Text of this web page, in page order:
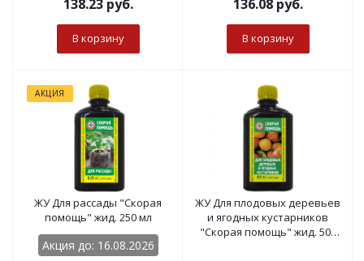
138.23руб.
В корзину
136.08руб.
В корзину
АКЦИЯ
ЖУ Для рассады "Скорая
помощь" жид. 250 мл
Акция до: 16.08.2026
ЖУ Для плодовых деревьев
и ягодных кустарников
"Скорая помощь" жид. 500